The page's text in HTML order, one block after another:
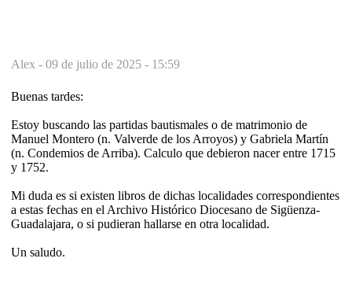
Alex - 09 de julio de 2025 - 15:59
Buenas tardes:
Estoy buscando las partidas bautismales o de matrimonio de
Manuel Montero (n. Valverde de los Arroyos) y Gabriela Martín
(n. Condemios de Arriba). Calculo que debieron nacer entre 1715
y 1752.
Mi duda es si existen libros de dichas localidades correspondientes
a estas fechas en el Archivo Histórico Diocesano de Sigüenza-
Guadalajara, o si pudieran hallarse en otra localidad.
Un saludo.